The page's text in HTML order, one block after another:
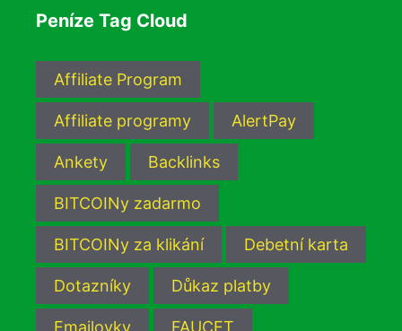
Peníze Tag Cloud
Affiliate Program
Affiliate programy AlertPay
Ankety Backlinks
BITCOINy zadarmo
BITCOINy za klikání Debetní karta
Dotazníky Důkaz platby
Emailovky FAUCET